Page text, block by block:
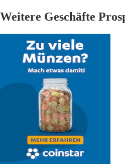
Weitere Geschäfte